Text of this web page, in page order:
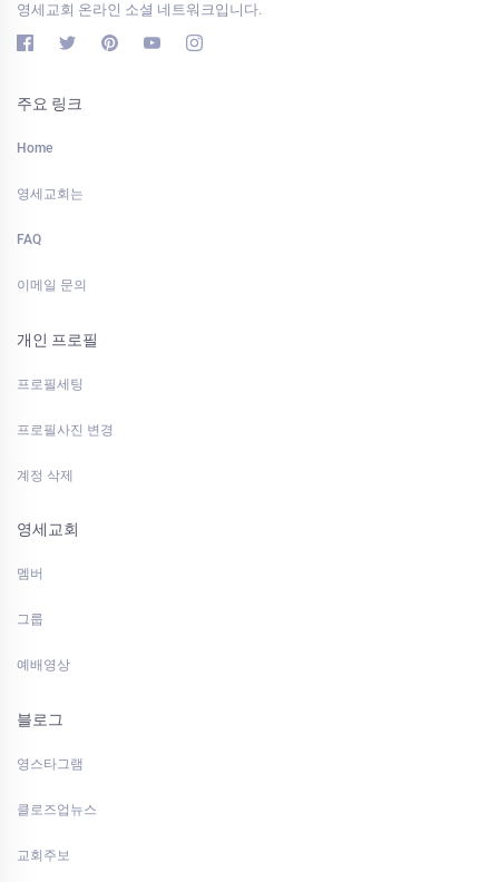
영세교회 온라인 소셜 네트워크입니다.
주요 링크
Home
영세교회는
FAQ
이메일 문의
개인 프로필
프로필세팅
프로필사진 변경
계정 삭제
영세교회
멤버
그룹
예배영상
블로그
영스타그램
클로즈업뉴스
교회주보